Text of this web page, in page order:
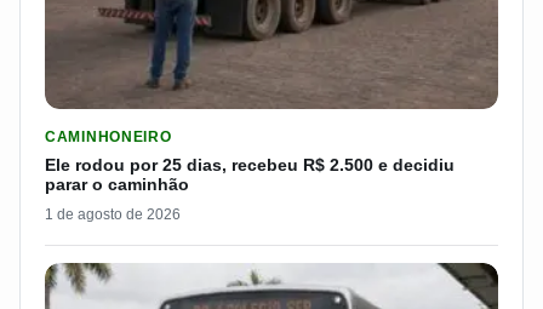
CAMINHONEIRO
Ele rodou por 25 dias, recebeu R$ 2.500 e decidiu
parar o caminhão
1 de agosto de 2026